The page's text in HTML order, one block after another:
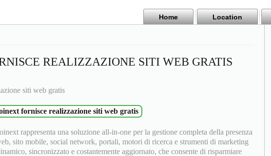
Home Location
REALIZZAZIONE SITI WEB GRATIS
siti web gratis
fornisce realizzazione siti web gratis
rappresenta una soluzione all-in-one per la gestione completa della presenza
sito mobile, social network, portali, motori di ricerca e strumenti di marketing
sincronizzato e costantemente aggiornato, che consente di risparmiare